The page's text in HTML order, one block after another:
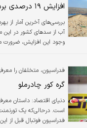
افزایش ۱۹ درصدی برداشت آب از سدهای کشور
بررسی‌های آخرین آمار از
وجود این افزایش، ضرورت
فدراسیون، متخلفان را
گره کور چادرملو
دنیای اقتصاد: داستان
است. درحالی‌که یک
فدراسیون فوتبال قبل از